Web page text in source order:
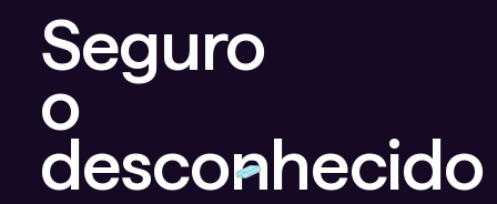
Seguro
o
desconhecido